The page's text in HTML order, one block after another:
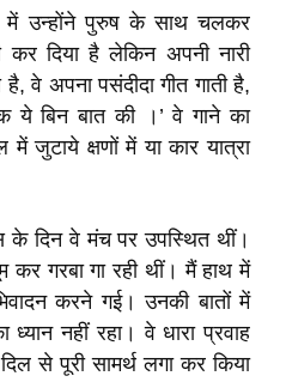
में उन्होंने पुरुष के साथ चलकर
कर दिया है लेकिन अपनी नारी
वे अपना पसंदीदा गीत गाती है,
ये बिन बात की ।’ वे गाने का
जुटाये क्षणों में या कार यात्रा
दिन वे मंच पर उपस्थित थीं।
कर गरबा गा रही थीं। मैं हाथ में
करने गई। उनकी बातों में
नहीं रहा। वे धारा प्रवाह
से पूरी सामर्थ लगा कर किया